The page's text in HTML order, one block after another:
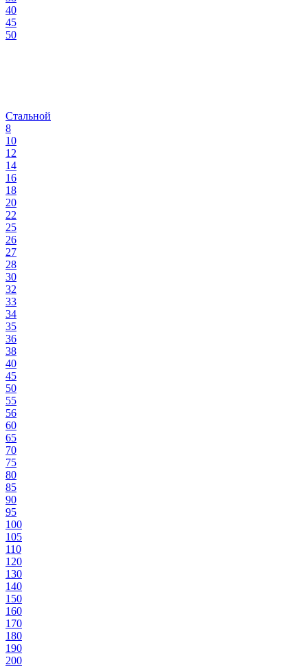
40
45
50
Стальной
8
10
12
14
16
18
20
22
25
26
27
28
30
32
33
34
35
36
38
40
45
50
55
56
60
65
70
75
80
85
90
95
100
105
110
120
130
140
150
160
170
180
190
200